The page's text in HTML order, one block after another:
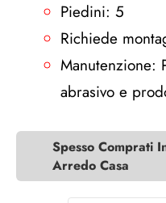
Piedini: 5
Richiede
Manutenzione:
abrasivo e
Spesso Comprati
Arredo Casa